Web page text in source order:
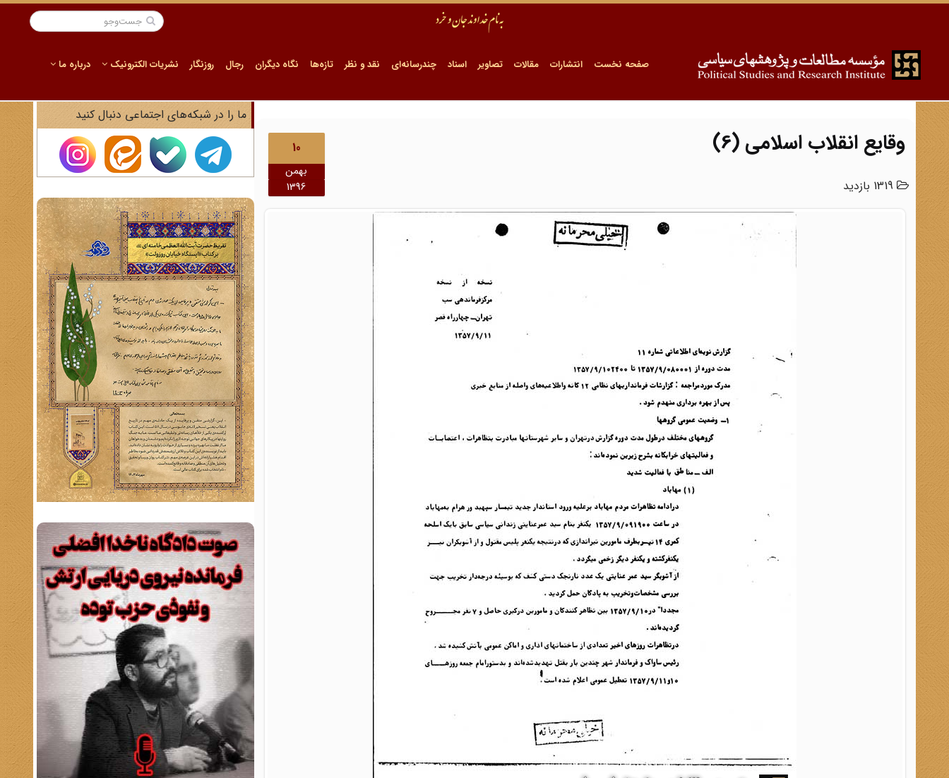
صفحه نخست انتشارات مقالات تصاویر اسناد چندرسانه‌ای نقد و نظر تازه‌ها نگاه دیگران رجال روزنگار نشریات الکترونیک درباره ما
10
بهمن
1396
وقایع انقلاب اسلامی (6)
ما را در شبکه‌های اجتماعی دنبال کنید